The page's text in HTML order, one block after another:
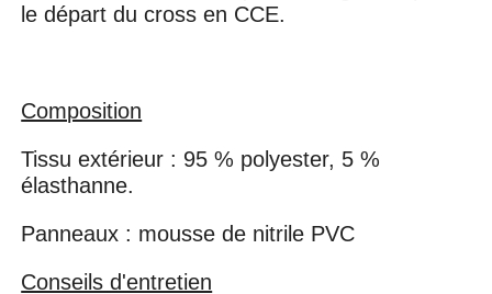
le départ du cross en CCE.
Composition
Tissu extérieur : 95 % polyester, 5 %
élasthanne.
Panneaux : mousse de nitrile PVC
Conseils d'entretien